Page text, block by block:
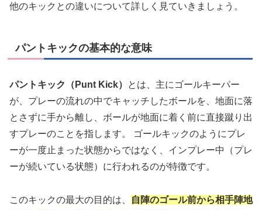
他のキックとの違いについて詳しく見ていきましょう。
パントキックの基本的な意味
パントキック（Punt Kick）
とは、主にゴールキーパー
が、プレーの流れの中でキャッチしたボールを、地面に落
とさずに手から離し、ボールが地面に着く前に直接蹴り出
すプレーのことを指します。 ゴールキックのようにプレ
ーが一度止まった状態からではなく、インプレー中（プレ
ーが続いている状態）に行われるのが特徴です。
このキックの最大の目的は、
自陣のゴール前から相手陣地